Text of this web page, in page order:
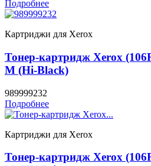
Подробнее
Картриджи для Xerox
Тонер-картридж Xerox
M (Hi-Black)
989999232
Подробнее
Картриджи для Xerox
Тонер-картридж Xerox